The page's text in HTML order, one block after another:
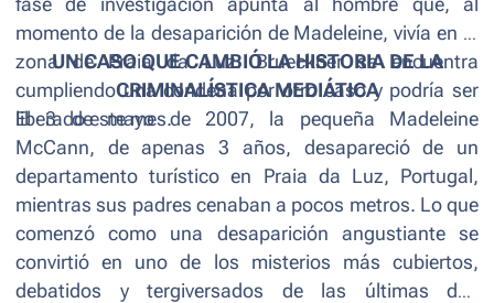
momento de la desaparición de Madeleine, vivía en la
zona de Praia da Luz. Brueckner se encuentra
cumpliendo una condena por otro caso y podría ser
liberado este mes.
UN CASO QUE CAMBIÓ LA HISTORIA DE LA
CRIMINALÍSTICA MEDIÁTICA
El 3 de mayo de 2007, la pequeña Madeleine
McCann, de apenas 3 años, desapareció de un
departamento turístico en Praia da Luz, Portugal,
mientras sus padres cenaban a pocos metros. Lo que
comenzó como una desaparición angustiante se
convirtió en uno de los misterios más cubiertos,
debatidos y tergiversados de las últimas dos